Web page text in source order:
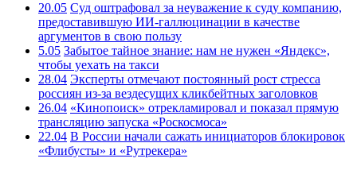
20.05 Суд оштрафовал за неуважение к суду компанию,
предоставившую ИИ-галлюцинации в качестве
аргументов в свою пользу
5.05 Забытое тайное знание: нам не нужен «Яндекс»,
чтобы уехать на такси
28.04 Эксперты отмечают постоянный рост стресса
россиян из-за вездесущих кликбейтных заголовков
26.04 «Кинопоиск» отрекламировал и показал прямую
трансляцию запуска «Роскосмоса»
22.04 В России начали сажать инициаторов блокировок
«Флибусты» и «Рутрекера»